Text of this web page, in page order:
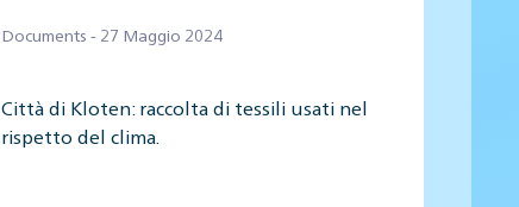
Documents - 27 Maggio 2024
Città di Kloten: raccolta di tessili usati nel
rispetto del clima.